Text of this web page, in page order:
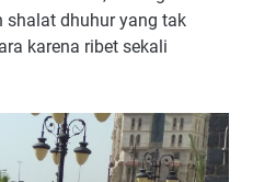
shalat dhuhur yang tak
karena ribet sekali